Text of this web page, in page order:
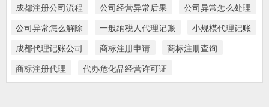
成都注册公司流程
公司经营异常后果
公司异常怎么处理
公司异常怎么解除
一般纳税人代理记账
小规模代理记账
成都代理记账公司
商标注册申请
商标注册查询
商标注册代理
代办危化品经营许可证